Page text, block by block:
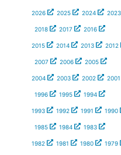
2026 2025 2024 2023
2018 2017 2016
2015 2014 2013 2012
2007 2006 2005
2004 2003 2002 2001
1996 1995 1994
1993 1992 1991 1990
1985 1984 1983
1982 1981 1980 1979